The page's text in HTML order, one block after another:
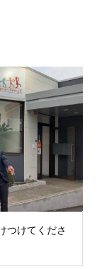
つけてくださ